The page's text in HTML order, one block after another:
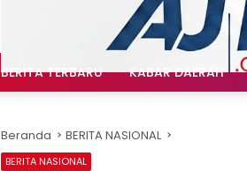
BERITA TERBARU KABAR DAERAH
Beranda BERITA NASIONAL
BERITA NASIONAL